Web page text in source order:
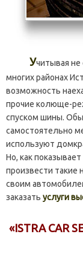
Учитывая
многих районах
возможность
прочие колюще-
спуском шины.
самостоятельно
используют
Но, как
произвести такие
своим
заказать услуги
«ISTRA CAR